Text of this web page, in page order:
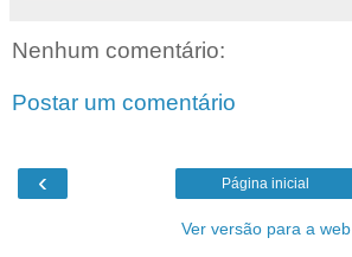
Nenhum comentário:
Postar um comentário
‹ Página inicial
Ver versão para a web